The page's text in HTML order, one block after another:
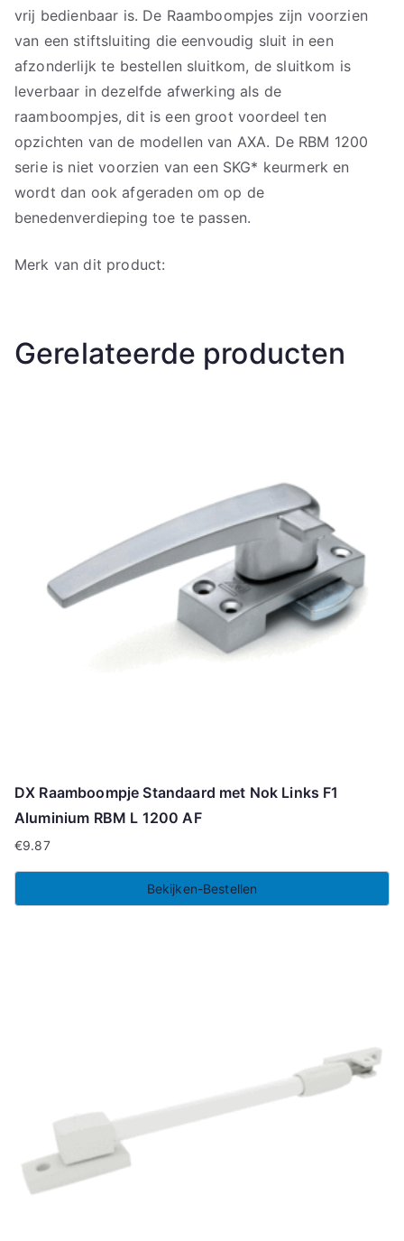
vrij bedienbaar is. De Raamboompjes zijn voorzien
van een stiftsluiting die eenvoudig sluit in een
afzonderlijk te bestellen sluitkom, de sluitkom is
leverbaar in dezelfde afwerking als de
raamboompjes, dit is een groot voordeel ten
opzichten van de modellen van AXA. De RBM 1200
serie is niet voorzien van een SKG* keurmerk en
wordt dan ook afgeraden om op de
benedenverdieping toe te passen.
Merk van dit product:
Gerelateerde producten
DX Raamboompje Standaard met Nok Links F1
Aluminium RBM L 1200 AF
€9.87
Bekijken-Bestellen